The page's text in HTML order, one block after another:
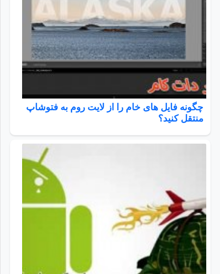
چگونه فایل های خام را از لایت روم به فتوشاپ
منتقل کنید؟